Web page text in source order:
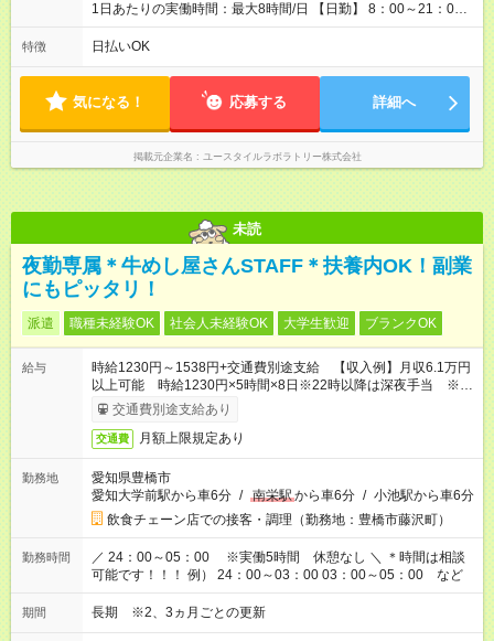
1日あたりの実働時間：最大8時間/日 【日勤】 8：00～21：00
＊＊ 勤務時間例 ＊＊ ■8時から17時 ■9時から18時 ■10時か
ら19時 など ※上記の時間内で8時間勤務（休憩1時間）ご利用
（希望休あり）
特徴 日払いOK
気になる！ 応募する 詳細へ
掲載元企業名 ユースタイルラボラトリー株式会社
未読
夜勤専属＊牛めし屋さんSTAFF＊扶養内OK！副業
にもピッタリ！
派遣 職種未経験OK 社会人未経験OK 大学生歓迎 ブランクOK
給与
時給1230円～1538円+交通費別途支給 【収入例】月収6.1万円
以上可能 時給1230円×5時間×8日※22時以降は深夜手当 ※1
日5時間×週2日で働く主婦A子さん
交通費別途支給あり
交通費 月額上限規定あり
勤務地
愛知県豊橋市
愛知大学前駅から車6分 / 南栄駅から車6分 / 小池駅から車6分
飲食チェーン店での接客・調理（勤務地：豊橋市藤沢町）
勤務時間
／ 24：00～05：00 ※実働5時間 休憩なし ＼ ＊時間は相談
可能です！！！ 例） 24：00～03：00 03：00～05：00 など
期間 長期 ※2、3ヵ月ごとの更新